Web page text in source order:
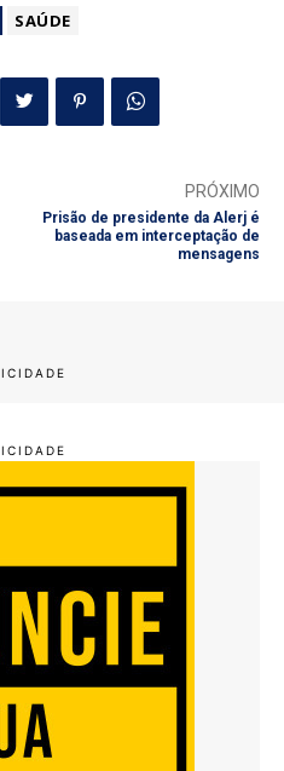
SAÚDE
PRÓXIMO
Prisão de presidente da Alerj é
baseada em interceptação de
mensagens